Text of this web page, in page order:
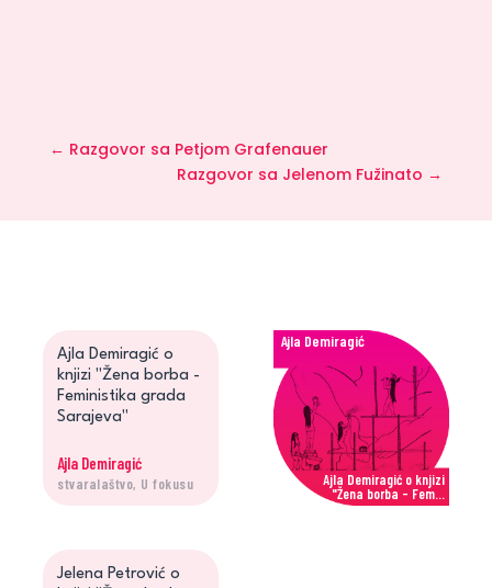
← Razgovor sa Petjom Grafenauer
Razgovor sa Jelenom Fužinato →
Ajla Demiragić o
knjizi "Žena borba -
Feministika grada
Sarajeva"
Ajla Demiragić
stvaralaštvo, U fokusu
Ajla Demiragić o knjizi
"Žena borba - Fem...
Ajla Demiragić
Jelena Petrović o